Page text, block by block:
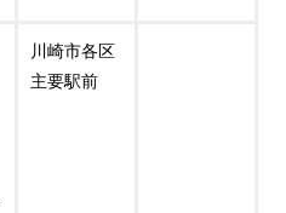
川崎市各区
主要駅前